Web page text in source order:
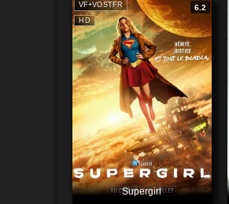
HD
VF+VOSTFR 6.2
Supergirl